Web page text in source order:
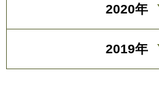
2020年
2019年